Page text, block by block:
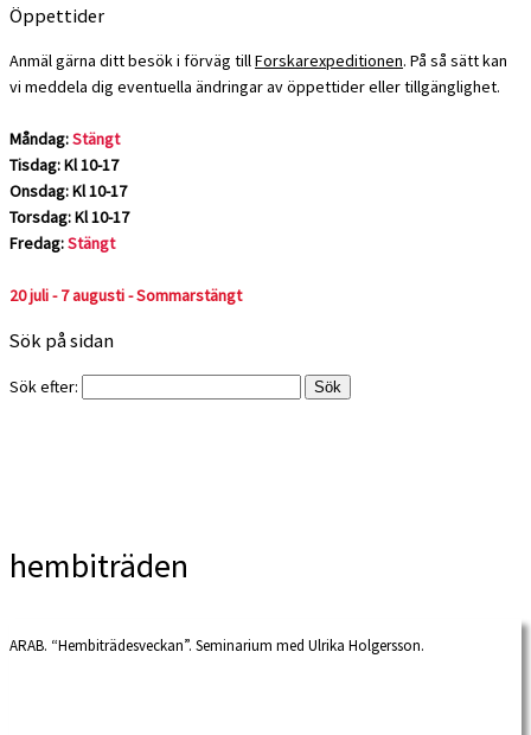
Öppettider
Anmäl gärna ditt besök i förväg tillForskarexpeditionen. På så sätt kan
vi meddela dig eventuella ändringar av öppettider eller tillgänglighet.
Måndag:Stängt
Tisdag: Kl 10-17
Onsdag: Kl 10-17
Torsdag: Kl 10-17
Fredag:Stängt
20 juli - 7 augusti - Sommarstängt
Sök på sidan
Sök efter:
hembiträden
ARAB. “Hembiträdesveckan”. Seminarium med Ulrika Holgersson.